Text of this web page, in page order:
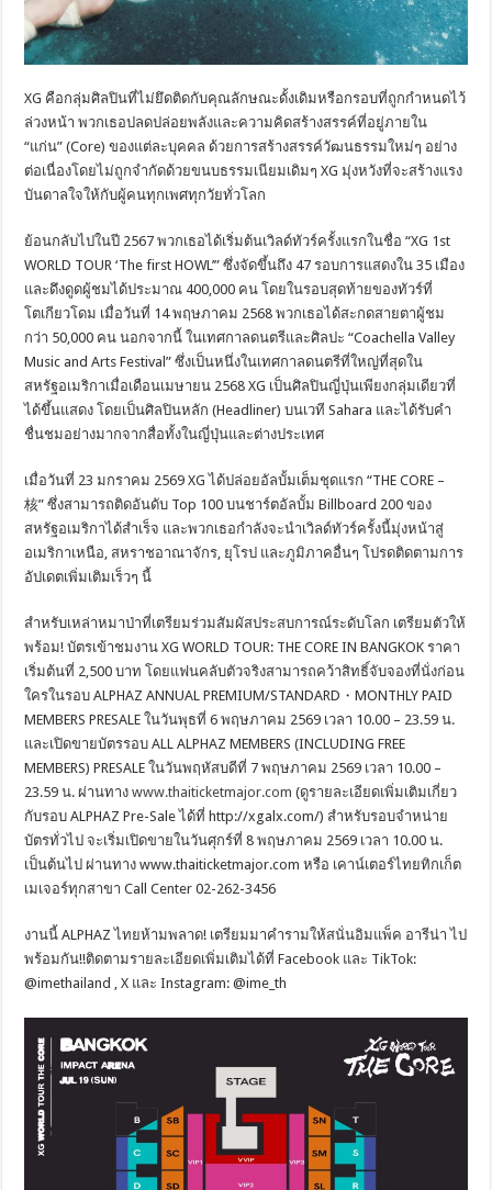
XG คือกลุ่มศิลปินที่ไม่ยึดติดกับคุณลักษณะดั้งเดิมหรือกรอบที่ถูกกำหนดไว้
ล่วงหน้า พวกเธอปลดปล่อยพลังและความคิดสร้างสรรค์ที่อยู่ภายใน
“แก่น” (Core) ของแต่ละบุคคล ด้วยการสร้างสรรค์วัฒนธรรมใหม่ๆ อย่าง
ต่อเนื่องโดยไม่ถูกจำกัดด้วยขนบธรรมเนียมเดิมๆ XG มุ่งหวังที่จะสร้างแรง
บันดาลใจให้กับผู้คนทุกเพศทุกวัยทั่วโลก
ย้อนกลับไปในปี 2567 พวกเธอได้เริ่มต้นเวิลด์ทัวร์ครั้งแรกในชื่อ “XG 1st
WORLD TOUR ‘The first HOWL’” ซึ่งจัดขึ้นถึง 47 รอบการแสดงใน 35 เมือง
และดึงดูดผู้ชมได้ประมาณ 400,000 คน โดยในรอบสุดท้ายของทัวร์ที่
โตเกียวโดม เมื่อวันที่ 14 พฤษภาคม 2568 พวกเธอได้สะกดสายตาผู้ชม
กว่า 50,000 คน นอกจากนี้ ในเทศกาลดนตรีและศิลปะ “Coachella Valley
Music and Arts Festival” ซึ่งเป็นหนึ่งในเทศกาลดนตรีที่ใหญ่ที่สุดใน
สหรัฐอเมริกาเมื่อเดือนเมษายน 2568 XG เป็นศิลปินญี่ปุ่นเพียงกลุ่มเดียวที่
ได้ขึ้นแสดง โดยเป็นศิลปินหลัก (Headliner) บนเวที Sahara และได้รับคำ
ชื่นชมอย่างมากจากสื่อทั้งในญี่ปุ่นและต่างประเทศ
เมื่อวันที่ 23 มกราคม 2569 XG ได้ปล่อยอัลบั้มเต็มชุดแรก “THE CORE –
核” ซึ่งสามารถติดอันดับ Top 100 บนชาร์ตอัลบั้ม Billboard 200 ของ
สหรัฐอเมริกาได้สำเร็จ และพวกเธอกำลังจะนำเวิลด์ทัวร์ครั้งนี้มุ่งหน้าสู่
อเมริกาเหนือ, สหราชอาณาจักร, ยุโรป และภูมิภาคอื่นๆ โปรดติดตามการ
อัปเดตเพิ่มเติมเร็วๆ นี้
สำหรับเหล่าหมาป่าที่เตรียมร่วมสัมผัสประสบการณ์ระดับโลก เตรียมตัวให้
พร้อม! บัตรเข้าชมงาน XG WORLD TOUR: THE CORE IN BANGKOK ราคา
เริ่มต้นที่ 2,500 บาท โดยแฟนคลับตัวจริงสามารถคว้าสิทธิ์จับจองที่นั่งก่อน
ใครในรอบ ALPHAZ ANNUAL PREMIUM/STANDARD・MONTHLY PAID
MEMBERS PRESALE ในวันพุธที่ 6 พฤษภาคม 2569 เวลา 10.00 – 23.59 น.
และเปิดขายบัตรรอบ ALL ALPHAZ MEMBERS (INCLUDING FREE
MEMBERS) PRESALE ในวันพฤหัสบดีที่ 7 พฤษภาคม 2569 เวลา 10.00 –
23.59 น. ผ่านทางwww.thaiticketmajor.com (ดูรายละเอียดเพิ่มเติมเกี่ยว
กับรอบ ALPHAZ Pre-Sale ได้ที่ http://xgalx.com/) สำหรับรอบจำหน่าย
บัตรทั่วไป จะเริ่มเปิดขายในวันศุกร์ที่ 8 พฤษภาคม 2569 เวลา 10.00 น.
เป็นต้นไป ผ่านทาง www.thaiticketmajor.com หรือ เคาน์เตอร์ไทยทิกเก็ต
เมเจอร์ทุกสาขา Call Center 02-262-3456
งานนี้ ALPHAZ ไทยห้ามพลาด! เตรียมมาคำรามให้สนั่นอิมแพ็ค อารีน่า ไป
พร้อมกัน!!ติดตามรายละเอียดเพิ่มเติมได้ที่ Facebook และ TikTok:
@imethailand , X และ Instagram: @ime_th